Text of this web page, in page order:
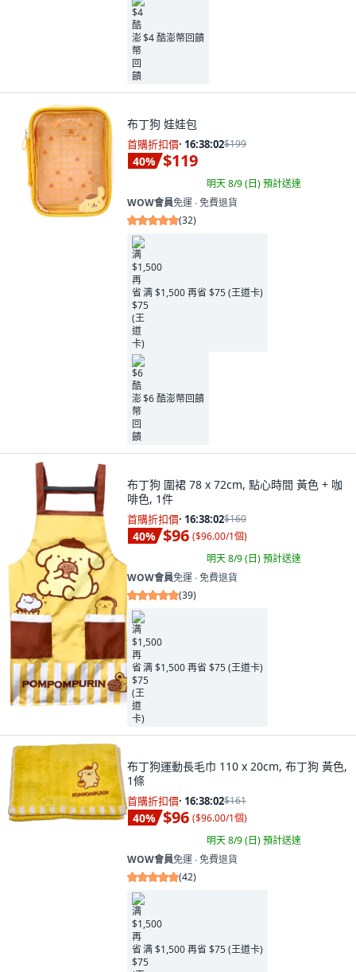
$4 酷澎幣回饋
布丁狗 娃娃包
首購折扣價· 16:38:00$199
40% $119
明天 8/9 (日)預計送達
WOW會員免運 ∙ 免費退貨
(32)
满 $1,500 再省 $75 (王道卡)
$6 酷澎幣回饋
布丁狗 圍裙 78 x 72cm, 點心時間 黃色 + 咖
啡色, 1件
首購折扣價· 16:38:00$160
40% $96 ($96.00/1個)
明天 8/9 (日)預計送達
WOW會員免運 ∙ 免費退貨
(39)
满 $1,500 再省 $75 (王道卡)
布丁狗運動長毛巾 110 x 20cm, 布丁狗 黃色,
1條
首購折扣價· 16:38:00$161
40% $96 ($96.00/1個)
明天 8/9 (日)預計送達
WOW會員免運 ∙ 免費退貨
(42)
满 $1,500 再省 $75 (王道卡)